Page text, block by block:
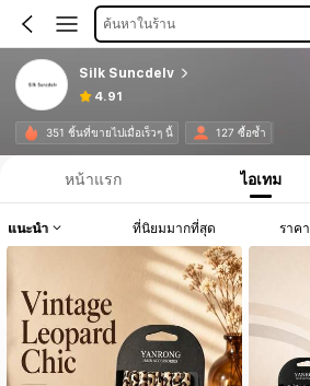
ค้นหาในร้าน
Silk Suncdelv
4.91
351 ชิ้นที่ขายไปเมื่อเร็วๆ นี้ 127 ซื้อซ้ำ
หน้าแรก ไอเทม
แนะนำ ที่นิยมมากที่สุด ราคา